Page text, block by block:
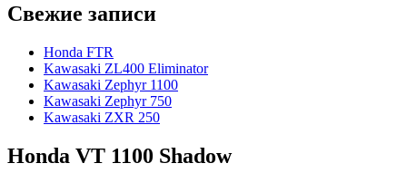
Свежие записи
Honda FTR
Kawasaki ZL400 Eliminator
Kawasaki Zephyr 1100
Kawasaki Zephyr 750
Kawasaki ZXR 250
Honda VT 1100 Shadow